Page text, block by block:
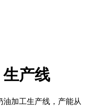
产线
油加工生产线，产能从